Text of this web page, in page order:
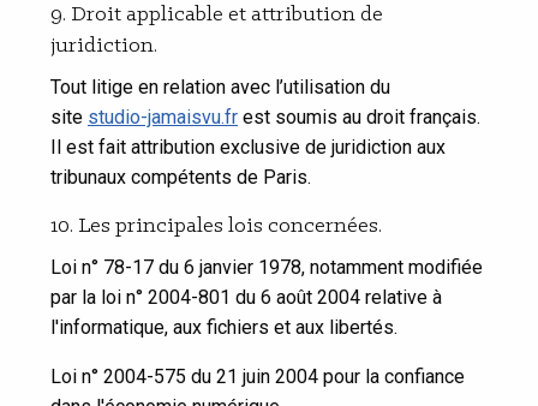
9. Droit applicable et attribution de
juridiction.
Tout litige en relation avec l’utilisation du
site studio-jamaisvu.fr est soumis au droit français.
Il est fait attribution exclusive de juridiction aux
tribunaux compétents de Paris.
10. Les principales lois concernées.
Loi n° 78-17 du 6 janvier 1978, notamment modifiée
par la loi n° 2004-801 du 6 août 2004 relative à
l'informatique, aux fichiers et aux libertés.
Loi n° 2004-575 du 21 juin 2004 pour la confiance